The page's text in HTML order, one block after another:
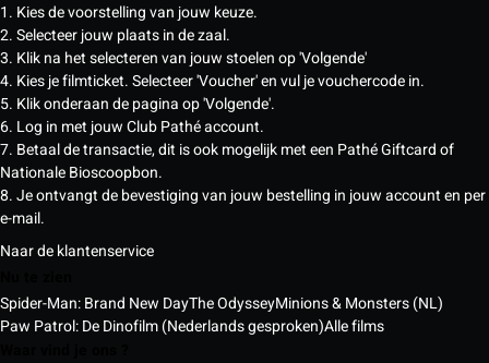
1. Kies de voorstelling van jouw keuze.
2. Selecteer jouw plaats in de zaal.
3. Klik na het selecteren van jouw stoelen op 'Volgende'
4. Kies je filmticket. Selecteer 'Voucher' en vul je vouchercode in.
5. Klik onderaan de pagina op 'Volgende'.
6. Log in met jouw Club Pathé account.
7. Betaal de transactie, dit is ook mogelijk met een Pathé Giftcard of
Nationale Bioscoopbon.
8. Je ontvangt de bevestiging van jouw bestelling in jouw account en per
e-mail.
Naar de klantenservice
Spider-Man: Brand New DayThe OdysseyMinions & Monsters (NL)
Paw Patrol: De Dinofilm (Nederlands gesproken)Alle films